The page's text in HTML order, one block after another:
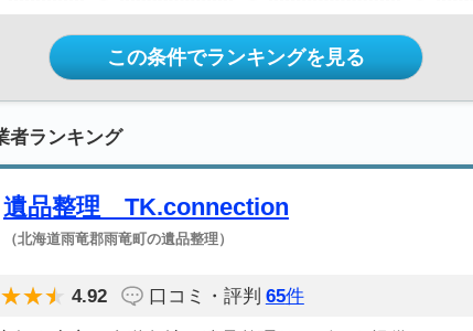
この条件でランキングを見る
者ランキング
遺品整理 TK.connection
（北海道雨竜郡雨竜町の遺品整理）
4.92 口コミ・評判 65件